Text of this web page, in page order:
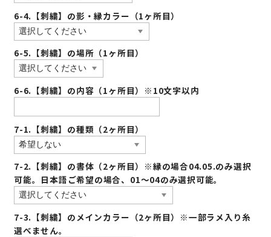
6-4.【刺繍】の影・縁カラー（1ヶ所目）
6-5.【刺繍】の場所（1ヶ所目）
6-6.【刺繍】の内容（1ヶ所目）※10文字以内
7-1.【刺繍】の種類（2ヶ所目）
7-2.【刺繍】の書体（2ヶ所目）※縁の場合04.05.のみ選択
可能。日本語ご希望の場合、01〜04のみ選択可能。
7-3.【刺繍】のメインカラー（2ヶ所目）※一部ラメ入り糸
選べません。